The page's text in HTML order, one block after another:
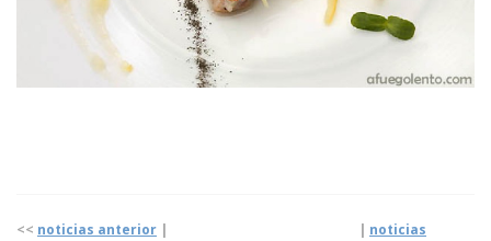
<< noticias anterior
noticias